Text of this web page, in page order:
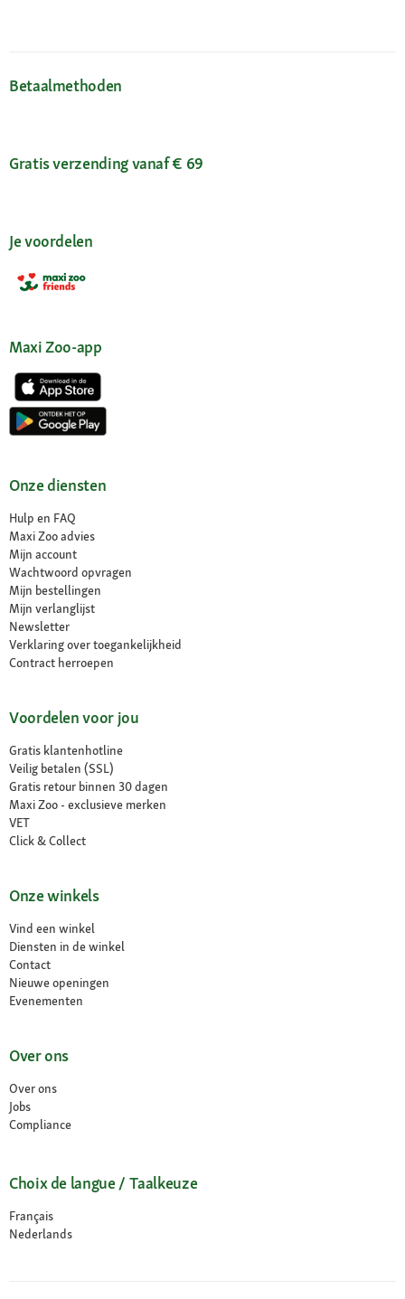
Betaalmethoden
Gratis verzending vanaf € 69
Je voordelen
Maxi Zoo-app
Onze diensten
Hulp en FAQ
Maxi Zoo advies
Mijn account
Wachtwoord opvragen
Mijn bestellingen
Mijn verlanglijst
Newsletter
Verklaring over toegankelijkheid
Contract herroepen
Voordelen voor jou
Gratis klantenhotline
Veilig betalen (SSL)
Gratis retour binnen 30 dagen
Maxi Zoo - exclusieve merken
VET
Click & Collect
Onze winkels
Vind een winkel
Diensten in de winkel
Contact
Nieuwe openingen
Evenementen
Over ons
Over ons
Jobs
Compliance
Choix de langue / Taalkeuze
Français
Nederlands